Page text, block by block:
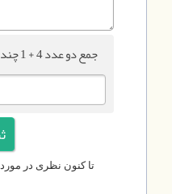
جمع دو عدد 4 + 1 چند می شود؟
تا کنون نظری در